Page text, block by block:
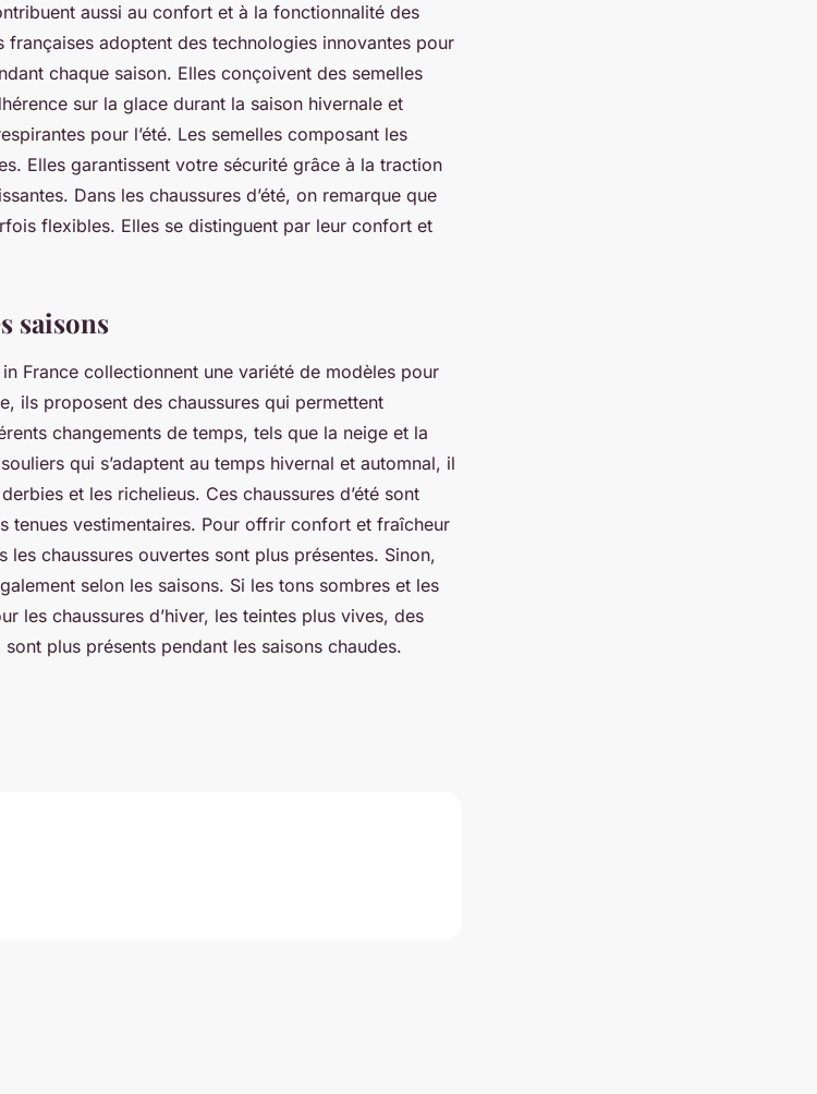
aussi au confort et à la fonctionnalité des
françaises adoptent des technologies innovantes pour
chaque saison. Elles conçoivent des semelles
sur la glace durant la saison hivernale et
pour l’été. Les semelles composant les
Elles garantissent votre sécurité grâce à la traction
Dans les chaussures d’été, on remarque que
flexibles. Elles se distinguent par leur confort et
saisons
France collectionnent une variété de modèles pour
ils proposent des chaussures qui permettent
changements de temps, tels que la neige et la
qui s’adaptent au temps hivernal et automnal, il
et les richelieus. Ces chaussures d’été sont
tenues vestimentaires. Pour offrir confort et fraîcheur
les chaussures ouvertes sont plus présentes. Sinon,
selon les saisons. Si les tons sombres et les
les chaussures d’hiver, les teintes plus vives, des
plus présents pendant les saisons chaudes.